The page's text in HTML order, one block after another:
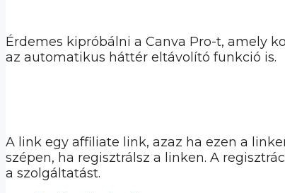
Érdemes kipróbálni a Canva Pro-t, amely
az automatikus háttér eltávolító funkció is.
A link egy affiliate link, azaz ha ezen a
szépen, ha regisztrálsz a linken. A
a szolgáltatást.